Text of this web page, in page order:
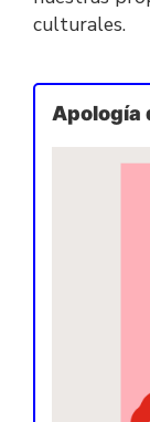
culturales.
Apología